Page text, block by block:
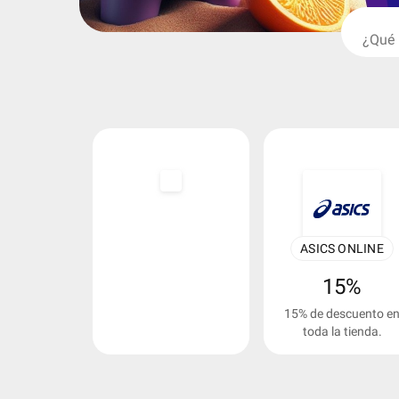
ASICS ONLINE
15%
15% de descuento en
toda la tienda.